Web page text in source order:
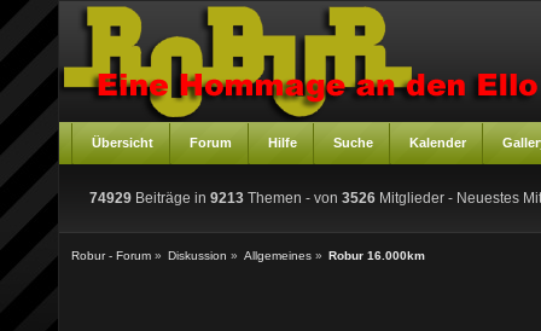
Übersicht Forum Hilfe Suche Kalender
74929 Beiträge in 9213 Themen - von 3526 Mitglieder - Neuestes
Robur - Forum » Diskussion » Allgemeines » Robur 16.000km